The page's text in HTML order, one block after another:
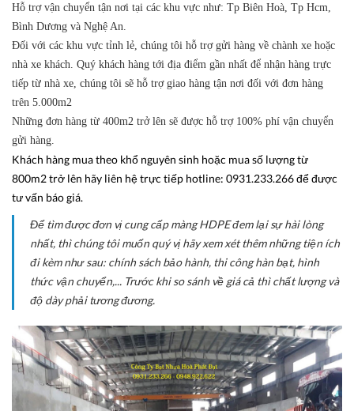
Hỗ trợ vận chuyển tận nơi tại các khu vực như: Tp Biên Hoà, Tp Hcm,
Bình Dương và Nghệ An.
Đối với các khu vực tỉnh lẻ, chúng tôi hỗ trợ gửi hàng về chành xe hoặc
nhà xe khách. Quý khách hàng tới địa điểm gần nhất để nhận hàng trực
tiếp từ nhà xe, chúng tôi sẽ hỗ trợ giao hàng tận nơi đối với đơn hàng
trên 5.000m2
Những đơn hàng từ 400m2 trở lên sẽ được hỗ trợ 100% phí vận chuyển
gửi hàng.
Khách hàng mua theo khổ nguyên sinh hoặc mua số lượng từ
800m2 trở lên hãy liên hệ trực tiếp hotline: 0931.233.266 để được
tư vấn báo giá.
Để tìm được đơn vị cung cấp màng HDPE đem lại sự hài lòng
nhất, thì chúng tôi muốn quý vị hãy xem xét thêm những tiện ích
đi kèm như sau: chính sách bảo hành, thi công hàn bạt, hình
thức vận chuyển,... Trước khi so sánh về giá cả thì chất lượng và
độ dày phải tương đương.